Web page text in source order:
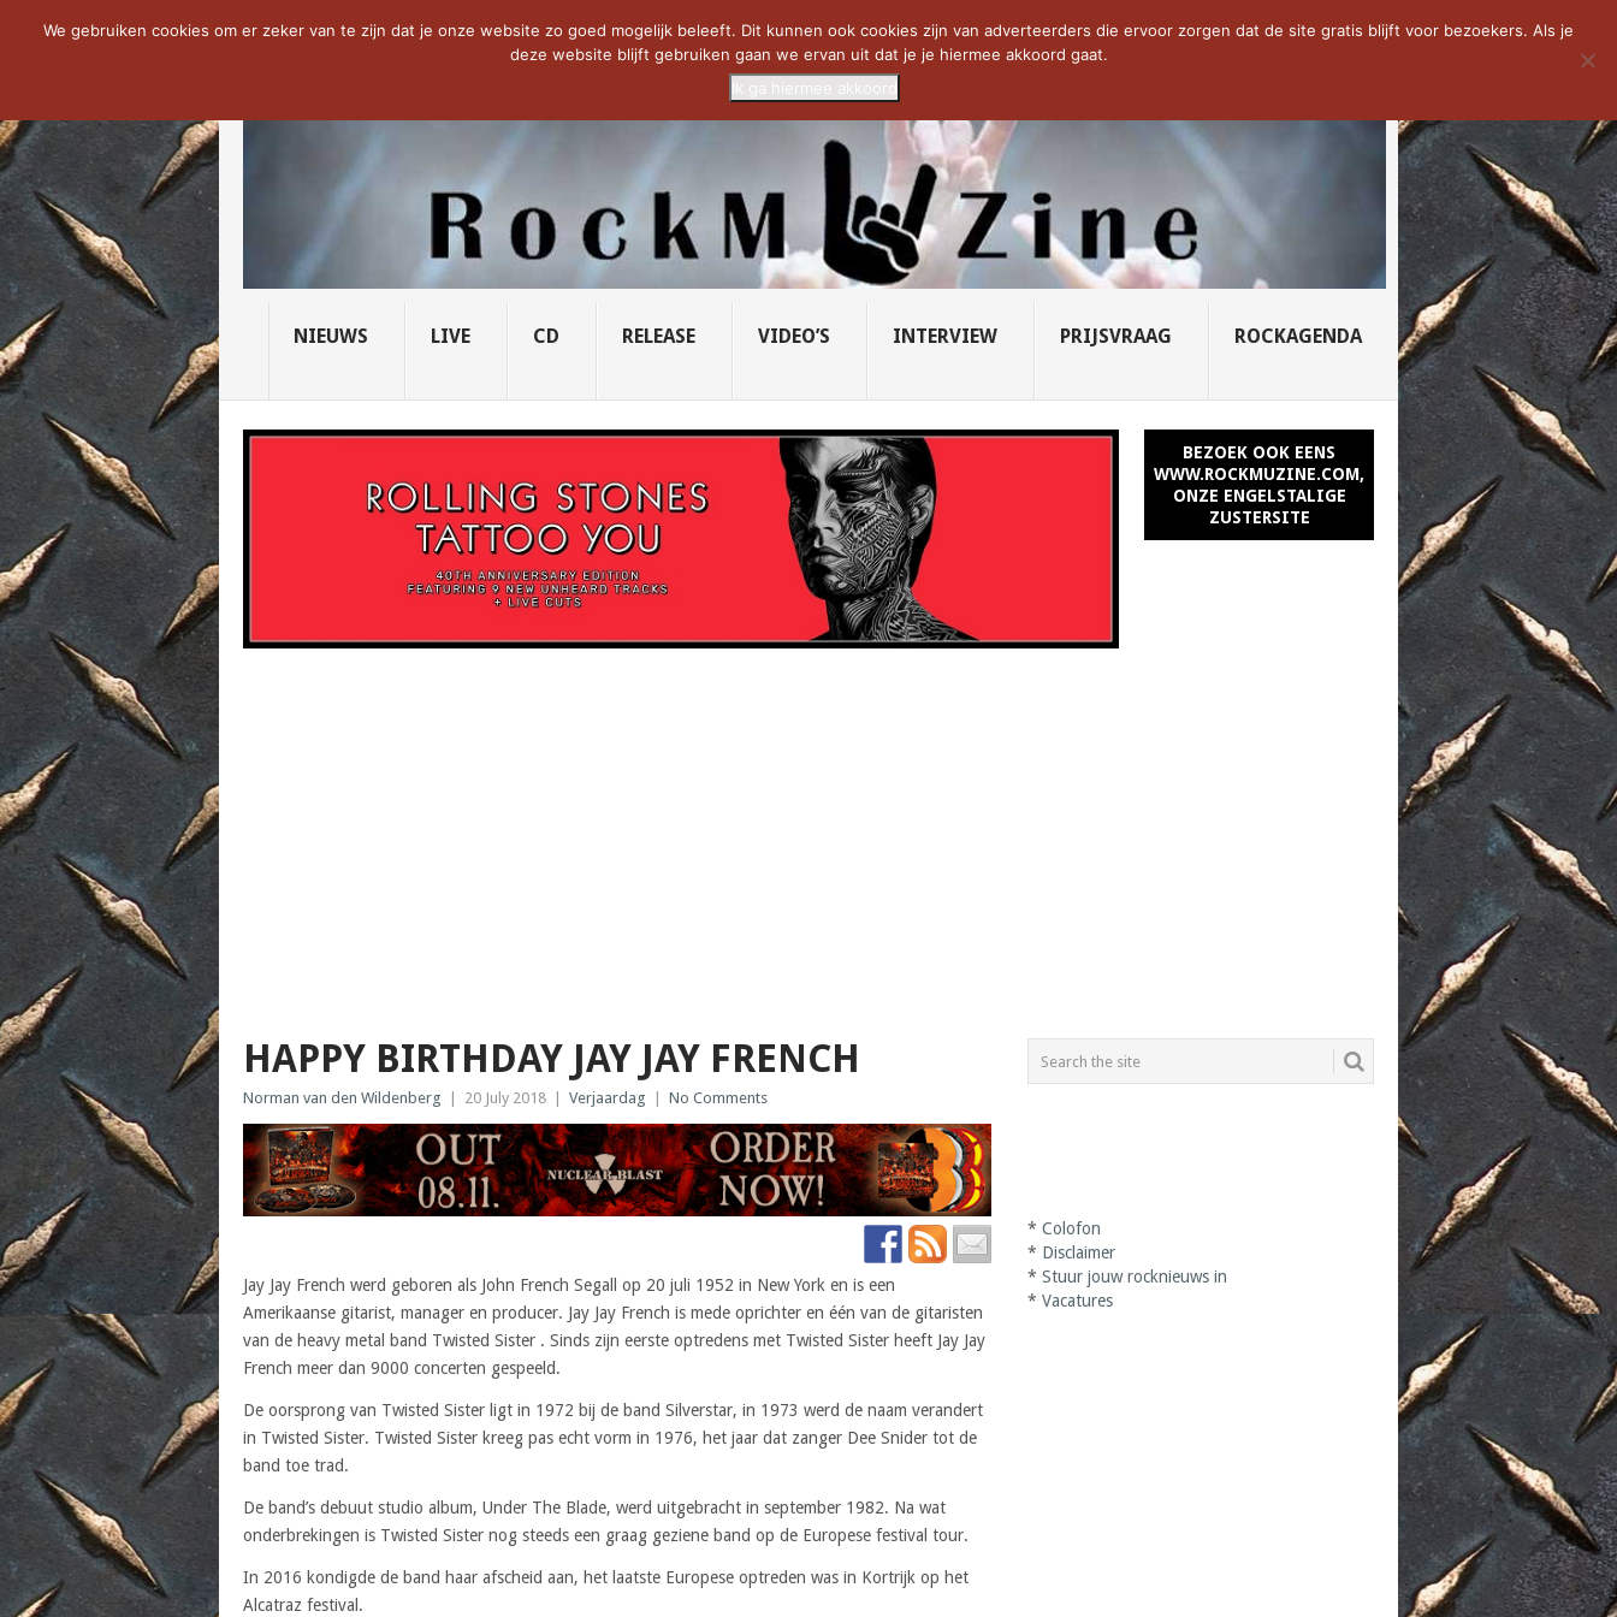
NOW TRENDING: THE VICIOUS HEAD SOCIETY... PRIDE OF LIONS – U... SAVATAGE KOMT TERUG IN 0... CD VAN DE WEEK: SLEEPING...
NIEUWS LIVE CD RELEASE VIDEO’S INTERVIEW PRIJSVRAAG ROCKAGENDA
BEZOEK OOK EENS
WWW.ROCKMUZINE.COM,
ONZE ENGELSTALIGE
ZUSTERSITE
HAPPY BIRTHDAY JAY JAY FRENCH
Norman van den Wildenberg 20 July 2018 Verjaardag No Comments
Jay Jay French werd geboren als John French Segall op 20 juli 1952 in New York en is een
Amerikaanse gitarist, manager en producer. Jay Jay French is mede oprichter en één van de gitaristen
van de heavy metal band Twisted Sister . Sinds zijn eerste optredens met Twisted Sister heeft Jay Jay
French meer dan 9000 concerten gespeeld.
De oorsprong van Twisted Sister ligt in 1972 bij de band Silverstar, in 1973 werd de naam verandert
in Twisted Sister. Twisted Sister kreeg pas echt vorm in 1976, het jaar dat zanger Dee Snider tot de
band toe trad.
De band’s debuut studio album, Under The Blade, werd uitgebracht in september 1982. Na wat
onderbrekingen is Twisted Sister nog steeds een graag geziene band op de Europese festival tour.
In 2016 kondigde de band haar afscheid aan, het laatste Europese optreden was in Kortrijk op het
Alcatraz festival.
*Colofon
* Disclaimer
*Stuur jouw rocknieuws in
*Vacatures
We gebruiken cookies om er zeker van te zijn dat je onze website zo goed mogelijk beleeft. Dit kunnen ook cookies zijn van adverteerders die ervoor zorgen dat de site gratis blijft voor bezoekers. Als je
deze website blijft gebruiken gaan we ervan uit dat je je hiermee akkoord gaat.
Ik ga hiermee akkoord